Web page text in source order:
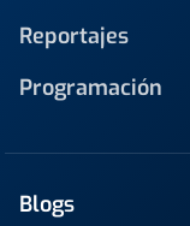
Reportajes
Programación
Blogs